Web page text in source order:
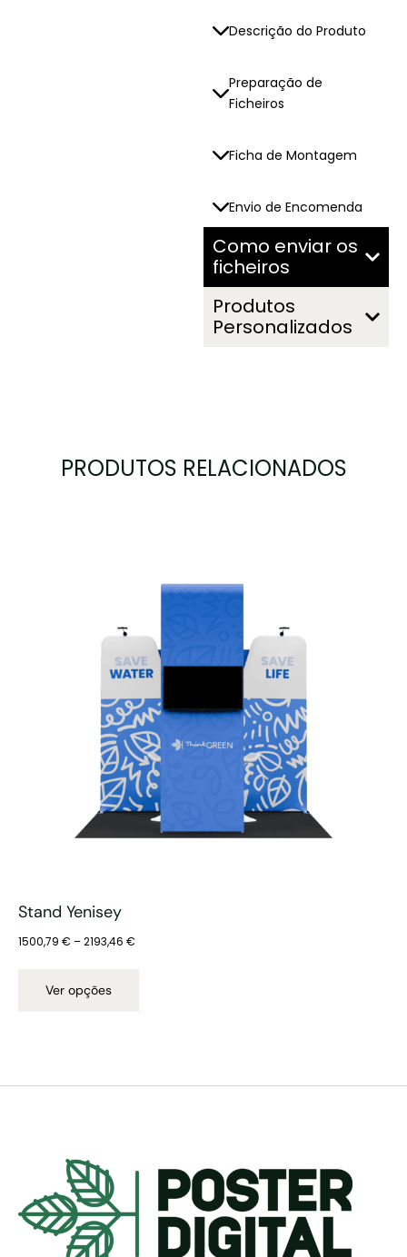
Descrição do Produto
Preparação de
Ficheiros
Ficha de Montagem
Envio de Encomenda
Como enviar os
ficheiros
Produtos
Personalizados
PRODUTOS RELACIONADOS
Stand Yenisey
1500,79 € –2193,46 €
Ver opções